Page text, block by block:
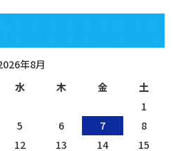
年8月
水 木 金
土
1
5 6 7
8
12 13 14 15